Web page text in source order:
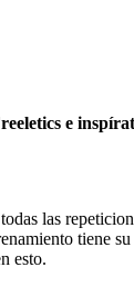
e
las
tiene
esto.